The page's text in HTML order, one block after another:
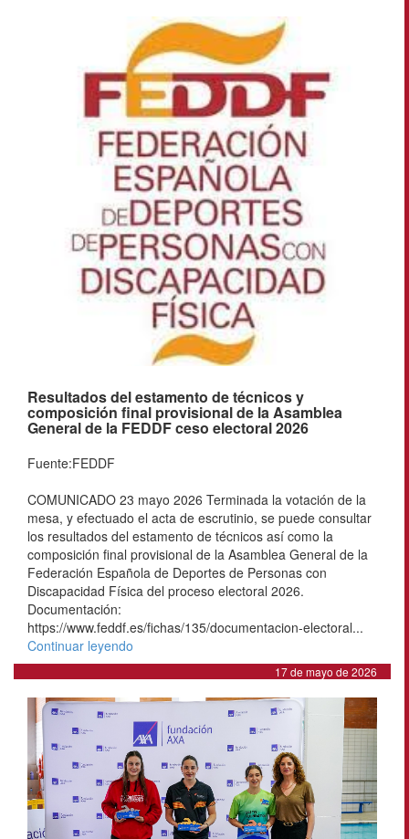
Resultados del estamento de técnicos y
composición final provisional de la Asamblea
General de la FEDDF ceso electoral 2026
Fuente:FEDDF
COMUNICADO 23 mayo 2026 Terminada la votación de la
mesa, y efectuado el acta de escrutinio, se puede consultar
los resultados del estamento de técnicos así como la
composición final provisional de la Asamblea General de la
Federación Española de Deportes de Personas con
Discapacidad Física del proceso electoral 2026.
Documentación:
https://www.feddf.es/fichas/135/documentacion-electoral...
Continuar leyendo
17 de mayo de 2026